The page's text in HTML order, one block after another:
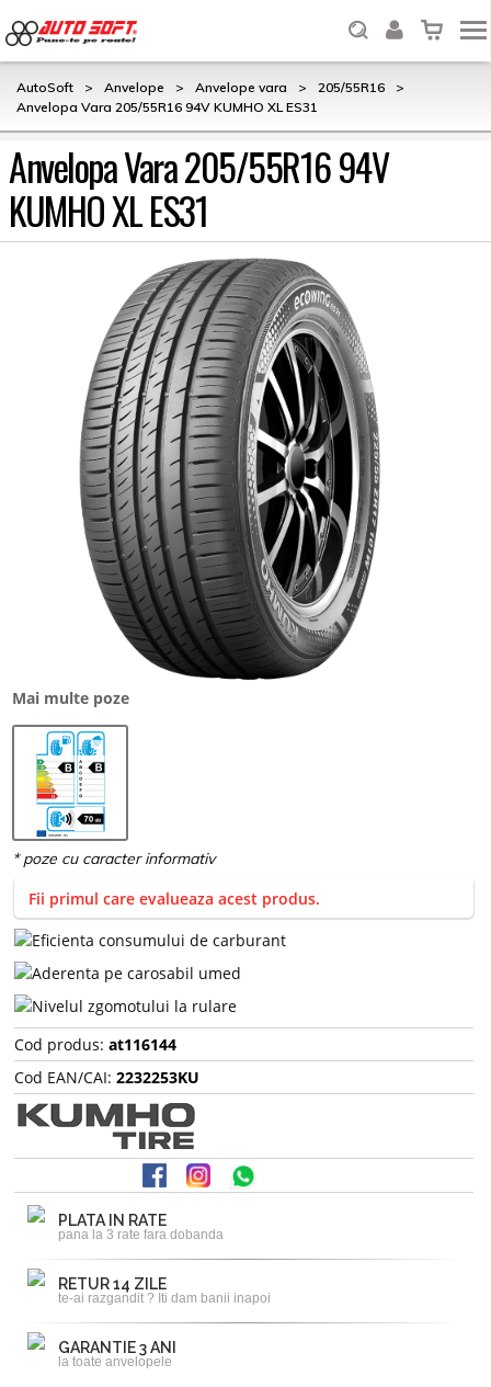
AutoSoft > Anvelope > Anvelope vara > 205/55R16
>
Anvelopa Vara 205/55R16 94V KUMHO XL ES31
Anvelopa Vara 205/55R16 94V
KUMHO XL ES31
Mai multe poze
Fii primul care evalueaza acest produs.
Cod produs: at116144
Cod EAN/CAI: 2232253KU
PLATA IN RATE
pana la 3 rate fara dobanda
RETUR 14 ZILE
te-ai razgandit ? Iti dam banii inapoi
GARANTIE 3 ANI
la toate anvelopele